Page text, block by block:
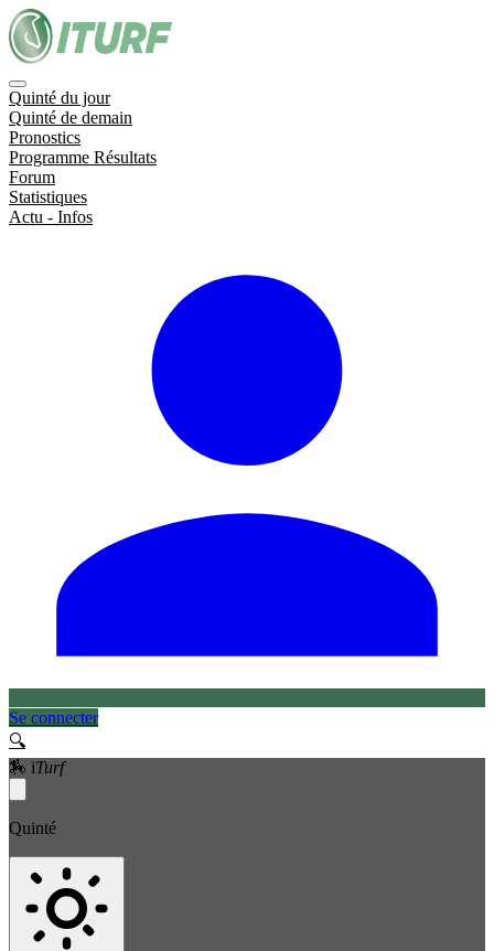
Quinté du jour
Quinté de demain
Pronostics
Programme Résultats
Forum
Statistiques
Actu - Infos
Se connecter
🔍
🏇 iTurf
Quinté